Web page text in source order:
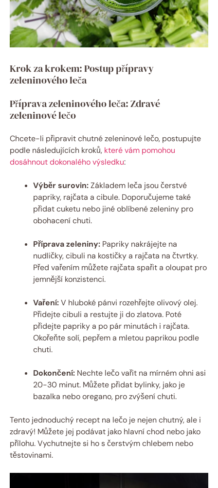
Krok za krokem: Postup přípravy
zeleninového leča
Příprava zeleninového leča: Zdravé
zeleninové lečo
Chcete-li připravit chutné zeleninové lečo, postupujte
podle následujících kroků, které vám pomohou
dosáhnout dokonalého výsledku:
Výběr surovin:Základem leča jsou čerstvé
papriky, rajčata a cibule. Doporučujeme také
přidat cuketu nebo jiné oblíbené zeleniny pro
obohacení chuti.
Příprava zeleniny: Papriky nakrájejte na
nudličky, cibuli na kostičky a rajčata na čtvrtky.
Před vařením můžete rajčata spařit a oloupat pro
jemnější konzistenci.
Vaření:V hluboké pánvi rozehřejte olivový olej.
Přidejte cibuli a restujte ji do zlatova. Poté
přidejte papriky a po pár minutách i rajčata.
Okořeňte solí, pepřem a mletou paprikou podle
chuti.
Dokončení: Nechte lečo vařit na mírném ohni asi
20-30 minut. Můžete přidat bylinky, jako je
bazalka nebo oregano, pro zvýšení chuti.
Tento jednoduchý recept na lečo je nejen chutný, ale i
zdravý! Můžete jej podávat jako hlavní chod nebo jako
přílohu. Vychutnejte si ho s čerstvým chlebem nebo
těstovinami.